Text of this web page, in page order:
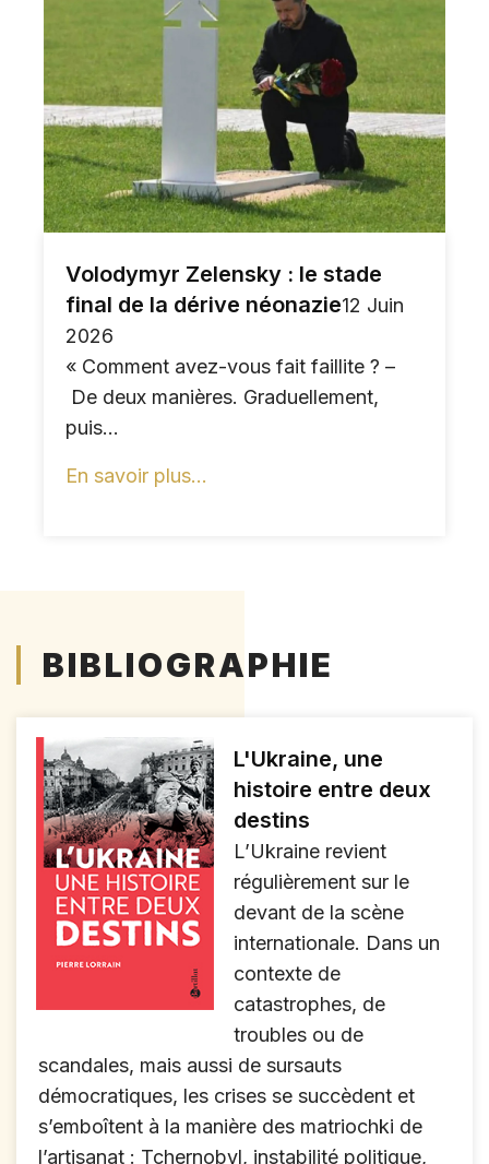
Volodymyr Zelensky : le stade
final de la dérive néonazie12 Juin
2026
« Comment avez-vous fait faillite ? –
De deux manières. Graduellement,
puis...
En savoir plus...
BIBLIOGRAPHIE
L'Ukraine, une
histoire entre deux
destins
L’Ukraine revient
régulièrement sur le
devant de la scène
internationale. Dans un
contexte de
catastrophes, de
troubles ou de
scandales, mais aussi de sursauts
démocratiques, les crises se succèdent et
s’emboîtent à la manière des matriochki de
l’artisanat : Tchernobyl, instabilité politique,